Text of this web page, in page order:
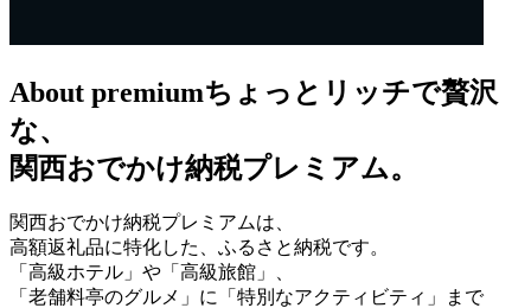
About premiumちょっとリッチで贅沢
な、
関西おでかけ納税プレミアム。
関西おでかけ納税プレミアムは、
高額返礼品に特化した、ふるさと納税です。
「高級ホテル」や「高級旅館」、
「老舗料亭のグルメ」に「特別なアクティビティ」まで